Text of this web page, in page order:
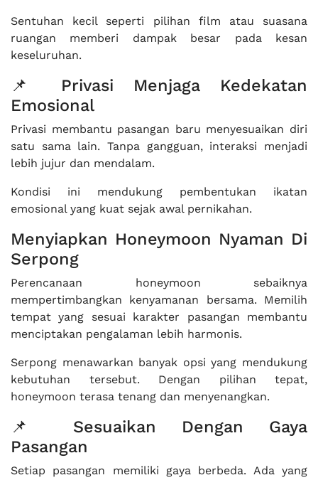
Sentuhan kecil seperti pilihan film atau suasana
ruangan memberi dampak besar pada kesan
keseluruhan.
📌 Privasi Menjaga Kedekatan
Emosional
Privasi membantu pasangan baru menyesuaikan diri
satu sama lain. Tanpa gangguan, interaksi menjadi
lebih jujur dan mendalam.
Kondisi ini mendukung pembentukan ikatan
emosional yang kuat sejak awal pernikahan.
Menyiapkan Honeymoon Nyaman Di
Serpong
Perencanaan honeymoon sebaiknya
mempertimbangkan kenyamanan bersama. Memilih
tempat yang sesuai karakter pasangan membantu
menciptakan pengalaman lebih harmonis.
Serpong menawarkan banyak opsi yang mendukung
kebutuhan tersebut. Dengan pilihan tepat,
honeymoon terasa tenang dan menyenangkan.
📌 Sesuaikan Dengan Gaya
Pasangan
Setiap pasangan memiliki gaya berbeda. Ada yang